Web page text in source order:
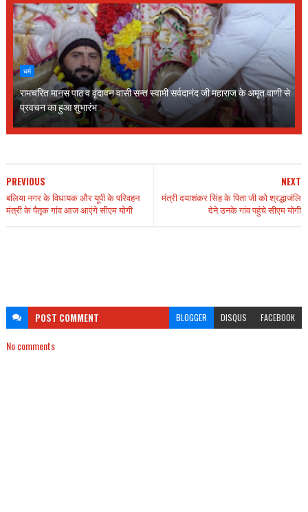
धर्म
रामचरित मानस पाठ व वृंदावन वासी सन्त स्वामी सर्वदानंद जी महाराज के अमृत वाणी से
प्रवचन का हुआ शुभारंभ
NEXT
मंत्री दयाशंकर सिंह के पिता जी को श्रद्धाजंलि
देने उनके गांव पहुंचे सीएम योगी
PREVIOUS
बलिया नगर के विधायक और यूपी के परिवहन
मंत्री के पैतृक गांव आज आएंगे सीएम योगी
POST COMMENT BLOGGER DISQUS FACEBOOK
No comments